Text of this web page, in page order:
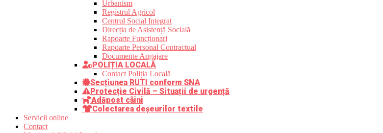
Urbanism
Registrul Agricol
Centrul Social Integrat
Direcția de Asistență Socială
Rapoarte Funcționari
Rapoarte Personal Contractual
Documente Angajare
POLIȚIA LOCALĂ
Contact Poliția Locală
Secțiunea RUTI conform SNA
Protecție Civilă – Situații de urgență
Adăpost câini
Colectarea deșeurilor textile
Servicii online
Contact